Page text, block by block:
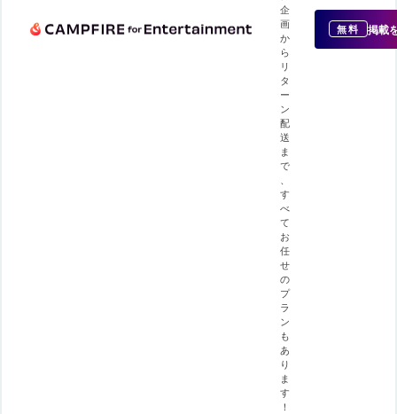
企
画
か
ら
リ
タ
ー
ン
配
送
ま
で
す
べ
て
お
任
せ
の
プ
ラ
ン
も
あ
り
ま
す
！
無料 掲載